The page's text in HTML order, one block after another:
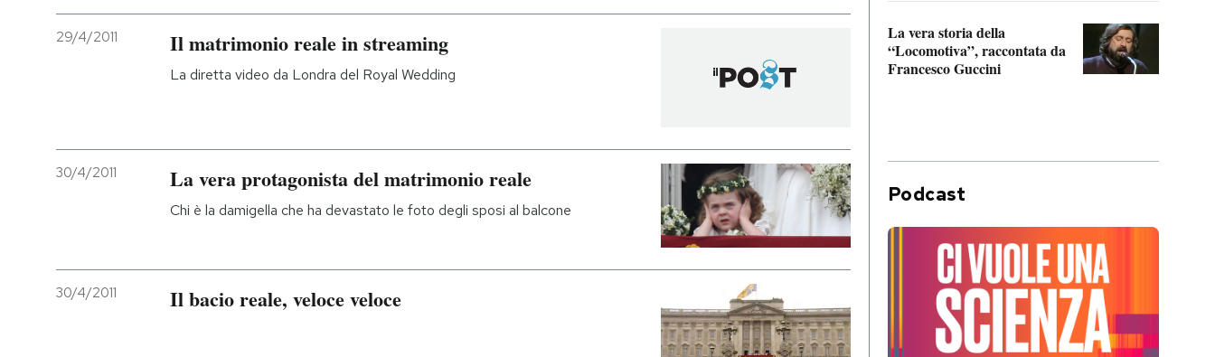
29/4/2011 Il matrimonio reale in streaming
La diretta video da Londra del Royal Wedding
30/4/2011 La vera protagonista del matrimonio reale
Chi è la damigella che ha devastato le foto degli sposi al balcone
30/4/2011 Il bacio reale, veloce veloce
La vera storia della
“Locomotiva”, raccontata da
Francesco Guccini
Podcast